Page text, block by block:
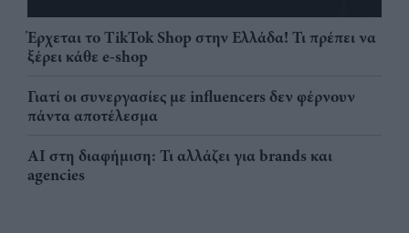
Έρχεται το TikTok Shop στην Ελλάδα! Τι πρέπει να
ξέρει κάθε e-shop
Γιατί οι συνεργασίες με influencers δεν φέρνουν
πάντα αποτέλεσμα
AI στη διαφήμιση: Τι αλλάζει για brands και
agencies